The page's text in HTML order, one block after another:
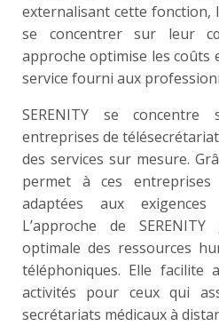
externalisant cette fonction,
se concentrer sur leur
approche optimise les coûts
service fourni aux
SERENITY se
entreprises de
des services sur mesure.
permet à ces entreprises
adaptées aux
L’approche de
optimale des ressources
téléphoniques. Elle facilite
activités pour ceux qui
secrétariats médicaux à